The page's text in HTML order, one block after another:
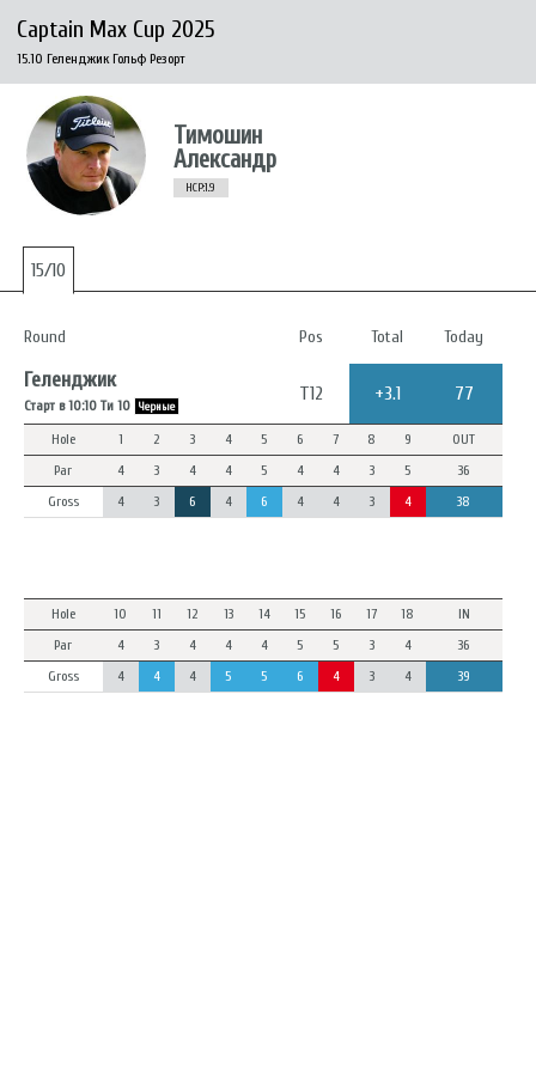
Captain Max Cup 2025
15.10 Геленджик Гольф Резорт
Тимошин
Александр
HCP:1.9
15/10
Round Pos Total Today
Геленджик
Старт в 10:10 Ти 10 Черные
T12 +3.1 77
Hole 1 2 3 4 5 6 7 8 9
OUT
Par
4 3 4 4 5 4 4 3 5
36
Gross
4 3 6 4 6 4 4 3 4 38
Hole 10 11 12 13 14 15 16 17 18
IN
Par
4 3 4 4 4 5 5 3 4
36
Gross
4 4 4 5 5 6 4 3 4 39